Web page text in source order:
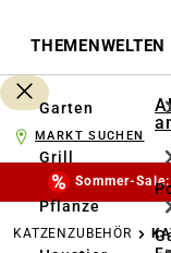
THEMENWELTEN
Garten
Grill
Pflanze
MARKT SUCHEN
Sommer-
KATZENZUBEHÖR